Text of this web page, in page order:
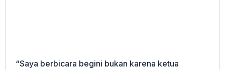
“Saya berbicara begini bukan karena ketua